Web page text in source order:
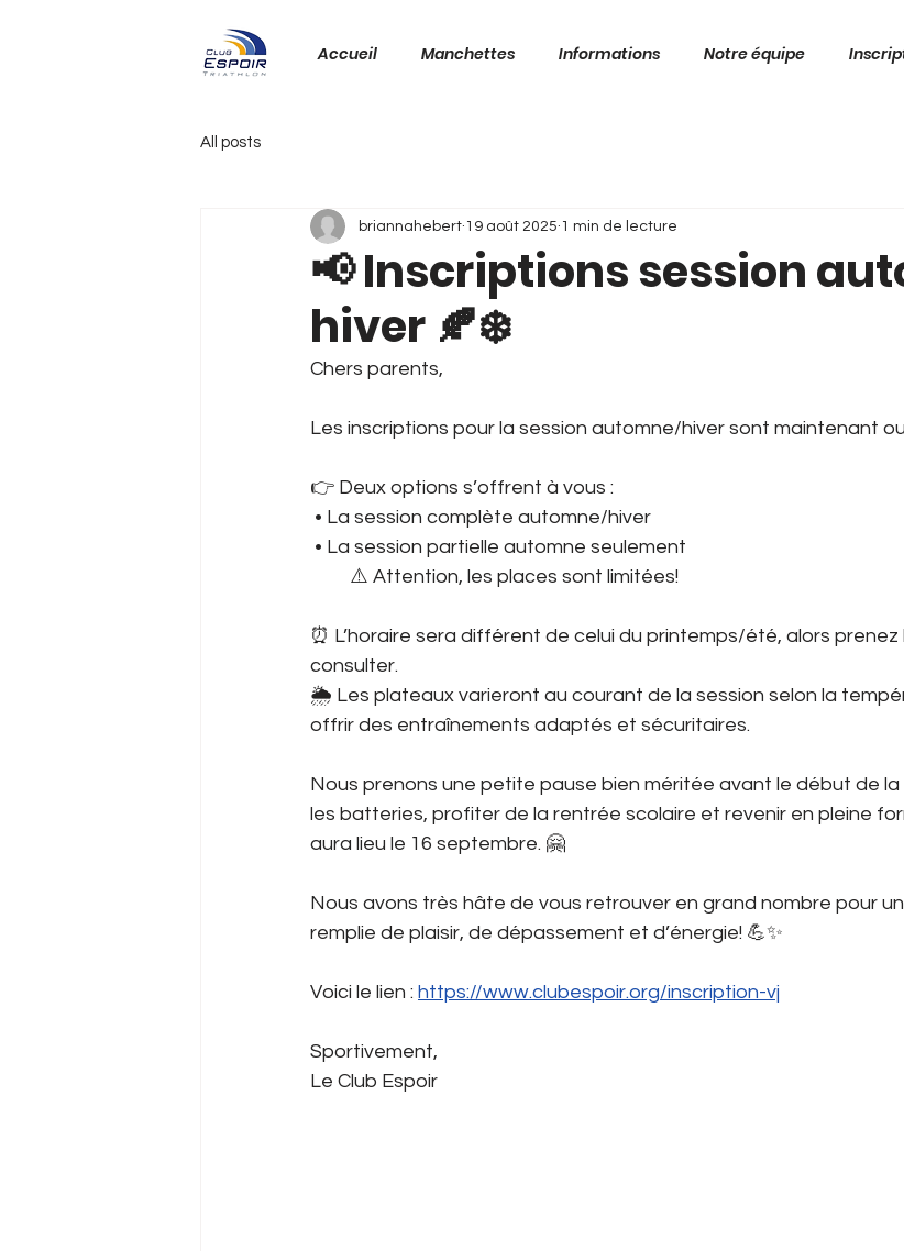
Accueil Manchettes Informations Notre équipe
All posts
📢 Inscriptions session
hiver 🍂❄️
briannahebert 19 août 2025 1 min de lecture
Chers parents,
Les inscriptions pour la session automne/hiver sont maintenant
👉 Deux options s’offrent à vous :
• La session complète automne/hiver
• La session partielle automne seulement
         ⚠️ Attention, les places sont limitées!
⏰ L’horaire sera différent de celui du printemps/été, alors
consulter.
🌦️ Les plateaux varieront au courant de la session selon la
offrir des entraînements adaptés et sécuritaires.
Nous prenons une petite pause bien méritée avant le début de
les batteries, profiter de la rentrée scolaire et revenir en pleine
aura lieu le 16 septembre. 🤗
Nous avons très hâte de vous retrouver en grand nombre pour
remplie de plaisir, de dépassement et d’énergie! 💪✨
Voici le lien : https://www.clubespoir.org/inscription-vj
Sportivement,
Le Club Espoir